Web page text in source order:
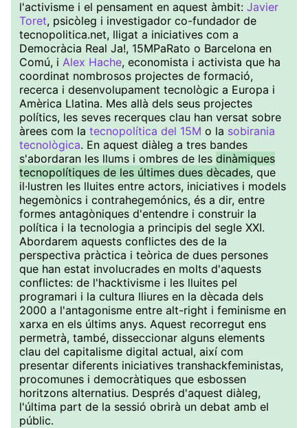
l'activisme i el pensament en aquest àmbit: Javier
Toret, psicòleg i investigador co-fundador de
tecnopolitica.net, lligat a iniciatives com a
Democràcia Real Ja!, 15MPaRato o Barcelona en
Comú, i Alex Hache, economista i activista que ha
coordinat nombrosos projectes de formació,
recerca i desenvolupament tecnològic a Europa i
Amèrica Llatina. Mes allà dels seus projectes
polítics, les seves recerques clau han versat sobre
àrees com la tecnopolítica del 15M o la sobirania
tecnològica. En aquest diàleg a tres bandes
s'abordaran les llums i ombres de les dinàmiques
tecnopolítiques de les últimes dues dècades, que
il·lustren les lluites entre actors, iniciatives i models
hegemònics i contrahegemónics, és a dir, entre
formes antagòniques d'entendre i construir la
política i la tecnologia a principis del segle XXI.
Abordarem aquests conflictes des de la
perspectiva pràctica i teòrica de dues persones
que han estat involucrades en molts d'aquests
conflictes: de l'hacktivisme i les lluites pel
programari i la cultura lliures en la dècada dels
2000 a l'antagonisme entre alt-right i feminisme en
xarxa en els últims anys. Aquest recorregut ens
permetrà, també, disseccionar alguns elements
clau del capitalisme digital actual, així com
presentar diferents iniciatives transhackfeministas,
procomunes i democràtiques que esbossen
horitzons alternatius. Després d'aquest diàleg,
l'última part de la sessió obrirà un debat amb el
públic.